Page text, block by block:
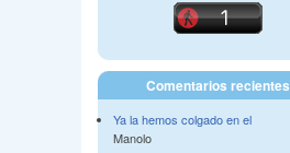
Comentarios recientes
Ya la hemos colgado en el
Manolo